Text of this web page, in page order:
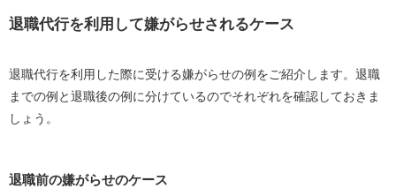
実際に利用した人の口コミを参考にする
ス2選
退職代行Jobs
退職代行を利用して嫌がらせされるケース
退職代行を利用した際に受ける嫌がらせの例をご紹介します。退職
までの例と退職後の例に分けているのでそれぞれを確認しておきま
しょう。
退職前の嫌がらせのケース